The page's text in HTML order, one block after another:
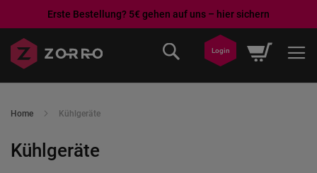
Erste Bestellung? 5€ gehen auf uns – hier sichern
zum
Mein
Login
Home Kühlgeräte
Kühlgeräte